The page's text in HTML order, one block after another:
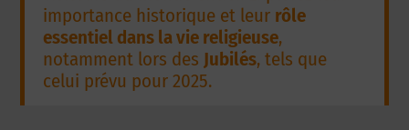
importance historique et leur rôle
essentiel dans la vie religieuse,
notamment lors des Jubilés, tels que
celui prévu pour 2025.